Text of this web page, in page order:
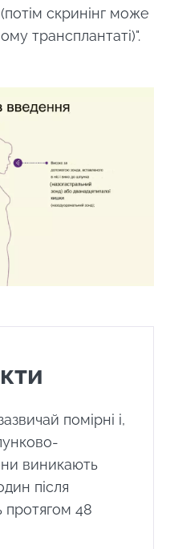
скринінг може
трансплантаті)".
помірні і,
виникають
після
протягом 48
з нами !